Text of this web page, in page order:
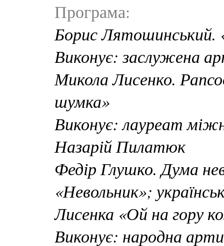
Програма:
Борис Лятошинський.
Виконує: заслужена
Микола Лисенко.
шумка»
Виконує: лауреат
Назарій Пилатюк
Федір Глушко. Дума
«Невольник»;
Лисенка «Ой на гору
Виконує: народна